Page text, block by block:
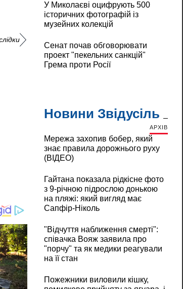
У Миколаєві оцифрують 500
історичних фотографій із
музейних колекцій
Сенат почав обговорювати
проект "пекельних санкцій"
Грема проти Росії
Новини Звідусіль
АРХІВ
Мережа захопив бобер, який
знає правила дорожнього руху
(ВІДЕО)
Гайтана показала рідкісне фото
з 9-річною підрослою донькою
на пляжі: який вигляд має
Сапфір-Ніколь
"Відчуття наближення смерті":
співачка Вояж заявила про
"порчу" та як медики реагували
на її стан
Пожежники виловили кішку,